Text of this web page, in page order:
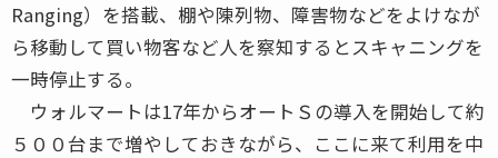
Ranging）を搭載、棚や陳列物、障害物などをよけなが
ら移動して買い物客など人を察知するとスキャニングを
一時停止する。
ウォルマートは17年からオートＳの導入を開始して約
５００台まで増やしておきながら、ここに来て利用を中